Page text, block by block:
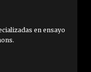
en ensayo